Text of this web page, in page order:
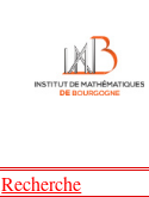
Recherche